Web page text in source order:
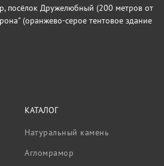
посёлок Дружелюбный (200 метров от
(оранжево-серое тентовое здание
КАТАЛОГ
Натуральный камень
Агломрамор